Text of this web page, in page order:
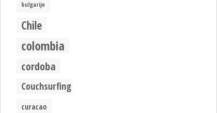
bulgarije
Chile
colombia
cordoba
Couchsurfing
curacao